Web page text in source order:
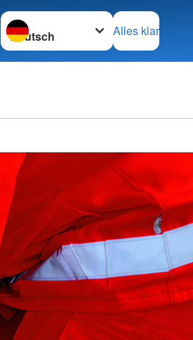
Sprache wechseln zu
Alles klar